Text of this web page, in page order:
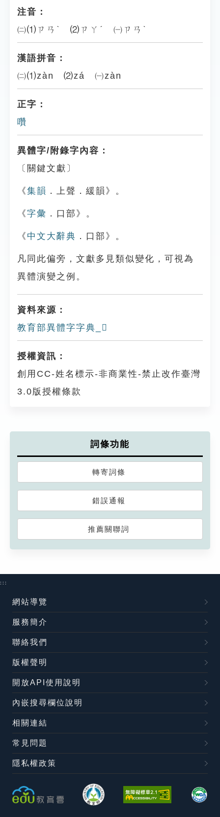
注音：
㈡⑴ㄗㄢˋ ⑵ㄗㄚˊ ㈠ㄗㄢˋ
漢語拼音：
㈡⑴zàn ⑵zá ㈠zàn
正字：
囋
異體字/附錄字內容：
〔關鍵文獻〕
《集韻 ．上聲．緩韻》。
《字彙 ．口部》。
《 中文大辭典 ．口部》。
凡同此偏旁，文獻多見類似變化，可視為
異體演變之例。
資料來源：
教育部異體字字典_𡂐
授權資訊：
創用CC-姓名標示-非商業性-禁止改作臺灣
3.0版授權條款
詞條功能
轉寄詞條
錯誤通報
推薦關聯詞
:::
網站導覽
服務簡介
聯絡我們
版權聲明
開放API使用說明
內嵌搜尋欄位說明
相關連結
常見問題
隱私權政策